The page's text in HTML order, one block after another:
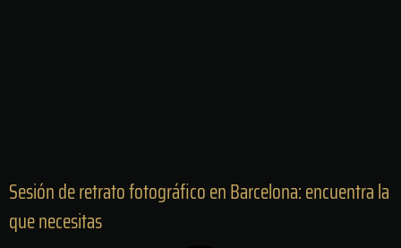
Sesión de retrato fotográfico en Barcelona: encuentra la
que necesitas